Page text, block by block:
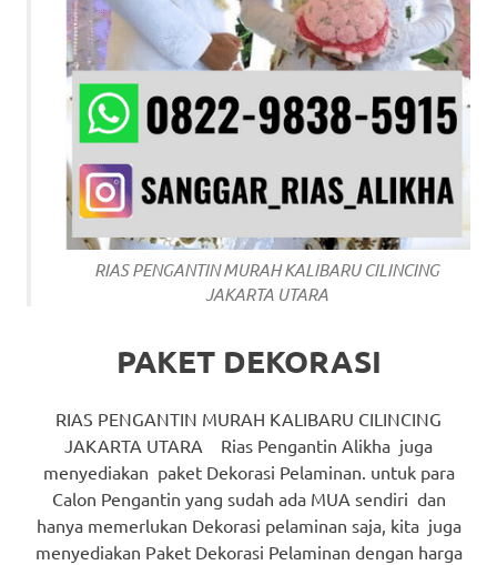
RIAS PENGANTIN MURAH KALIBARU CILINCING
JAKARTA UTARA
PAKET DEKORASI
RIAS PENGANTIN MURAH KALIBARU CILINCING
JAKARTA UTARA Rias Pengantin Alikha juga
menyediakan paket Dekorasi Pelaminan. untuk para
Calon Pengantin yang sudah ada MUA sendiri dan
hanya memerlukan Dekorasi pelaminan saja, kita juga
menyediakan Paket Dekorasi Pelaminan dengan harga